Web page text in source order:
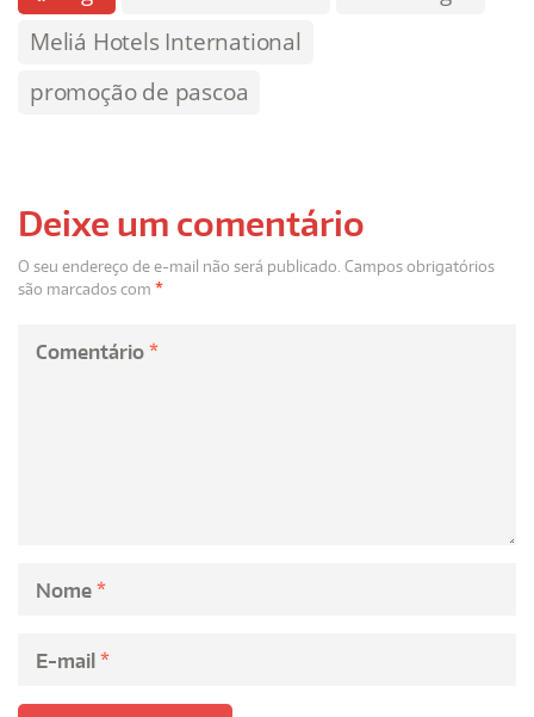
Meliá Hotels International
promoção de pascoa
Deixe um comentário
O seu endereço de e-mail não será publicado. Campos obrigatórios
são marcados com *
Comentário *
Nome *
E-mail *